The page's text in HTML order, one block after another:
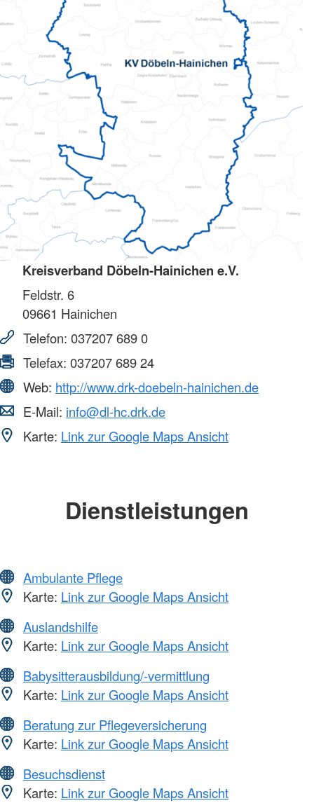
Kreisverband Döbeln-Hainichen e.V.
Feldstr. 6
09661 Hainichen
Telefon: 037207 689 0
Telefax: 037207 689 24
Web: http://www.drk-doebeln-hainichen.de
E-Mail: info@dl-hc.drk.de
Karte: Link zur Google Maps Ansicht
Dienstleistungen
Ambulante Pflege
Karte: Link zur Google Maps Ansicht
Auslandshilfe
Karte: Link zur Google Maps Ansicht
Babysitterausbildung/-vermittlung
Karte: Link zur Google Maps Ansicht
Beratung zur Pflegeversicherung
Karte: Link zur Google Maps Ansicht
Besuchsdienst
Karte: Link zur Google Maps Ansicht